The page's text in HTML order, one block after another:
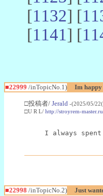
[1132] [
[1141] [
■22999 /inTopicNo.1) Im
□投稿者/ Jerald -(2025/05/
□U R L/ http://stroyrem-
I always
■22998 /inTopicNo.2) Just